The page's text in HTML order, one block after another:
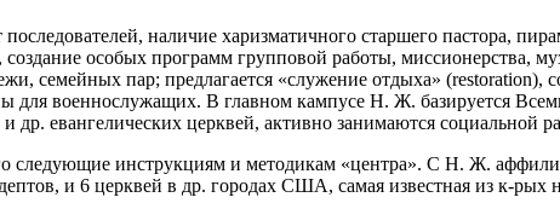
наличие харизматичного старшего пастора,
особых программ групповой работы, миссионерства,
семейных пар; предлагается «служение отдыха»
для военнослужащих. В главном кампусе Н. Ж. базируется
евангелических церквей, активно занимаются социальной
следующие инструкциям и методикам «центра». С Н. Ж.
и 6 церквей в др. городах США, самая известная из к-рых